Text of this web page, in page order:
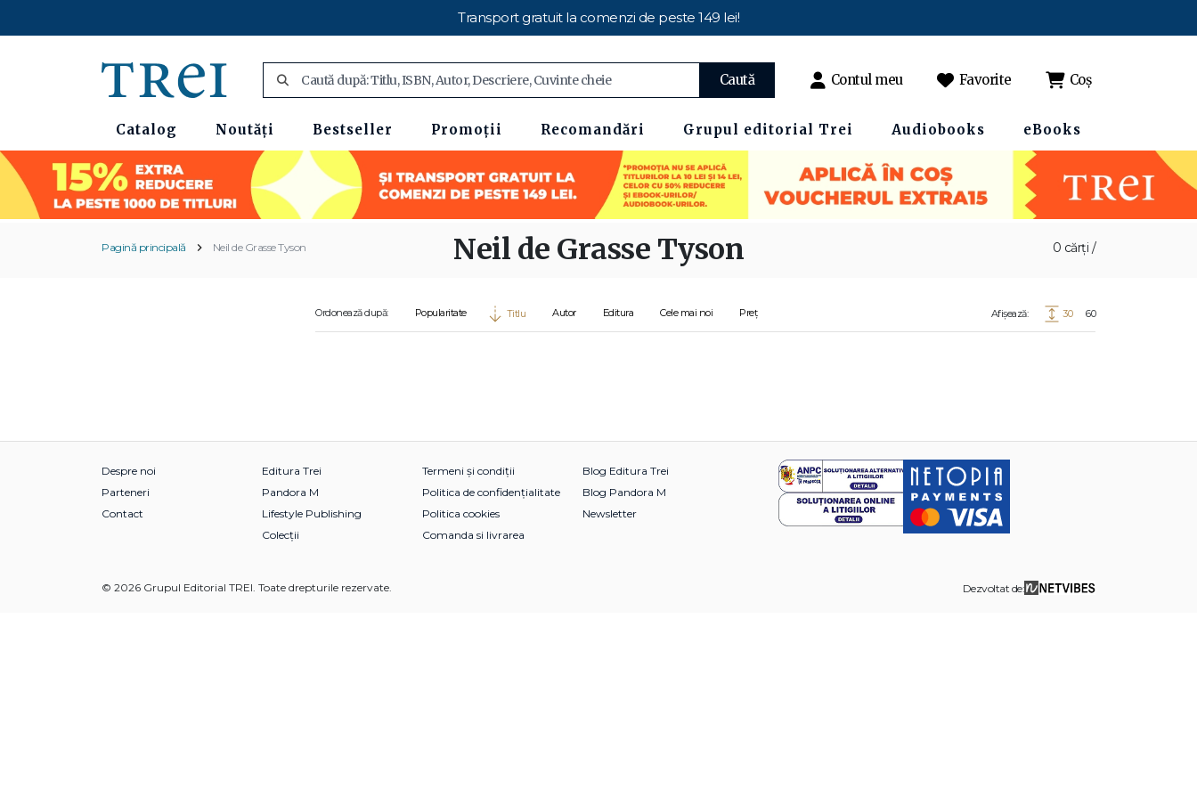
Transport gratuit la comenzi de peste 149 lei!
Caută Contul meu Favorite Coș
Catalog Noutăți Bestseller Promoții Recomandări Grupul editorial Trei Audiobooks eBooks
Pagină principală Neil de Grasse Tyson 0 cărți /
Neil de Grasse Tyson
Ordonează după: Popularitate Titlu Autor Editura Cele mai noi Preț Afișează: 30 60
Despre noi
Parteneri
Contact
Editura Trei
Pandora M
Lifestyle Publishing
Colecții
Termeni și condiții
Politica de confidențialitate
Politica cookies
Comanda si livrarea
Blog Editura Trei
Blog Pandora M
Newsletter
© 2026 Grupul Editorial TREI. Toate drepturile rezervate. Dezvoltat de: